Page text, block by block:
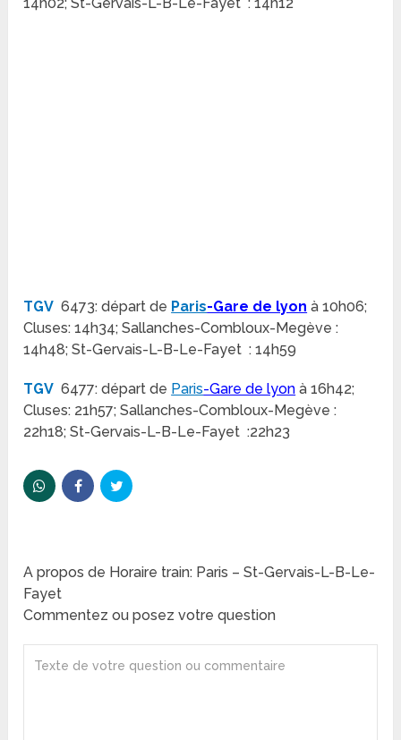
TGV 6473: départ de Paris-Gare de lyon à 10h06;
Cluses: 14h34; Sallanches-Combloux-Megève :
14h48; St-Gervais-L-B-Le-Fayet : 14h59
TGV 6477: départ de Paris-Gare de lyon à 16h42;
Cluses: 21h57; Sallanches-Combloux-Megève :
22h18; St-Gervais-L-B-Le-Fayet :22h23
A propos de Horaire train: Paris – St-Gervais-L-B-Le-
Fayet
Commentez ou posez votre question